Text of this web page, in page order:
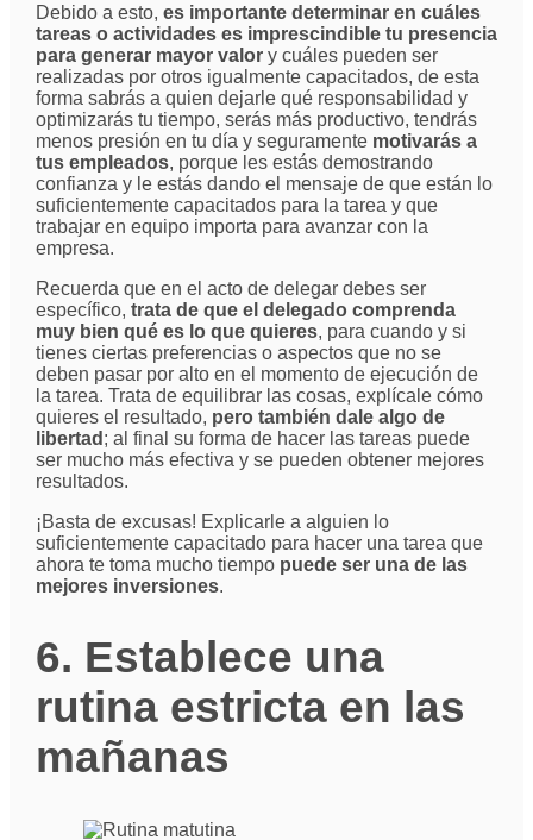
Debido a esto, es importante determinar en cuáles
tareas o actividades es imprescindible tu presencia
para generar mayor valory cuáles pueden ser
realizadas por otros igualmente capacitados, de esta
forma sabrás a quien dejarle qué responsabilidad y
optimizarás tu tiempo, serás más productivo, tendrás
menos presión en tu día y seguramente motivarás a
tus empleados, porque les estás demostrando
confianza y le estás dando el mensaje de que están lo
suficientemente capacitados para la tarea y que
trabajar en equipo importa para avanzar con la
empresa.
Recuerda que en el acto de delegar debes ser
específico, trata de que el delegado comprenda
muy bien qué es lo que quieres, para cuando y si
tienes ciertas preferencias o aspectos que no se
deben pasar por alto en el momento de ejecución de
la tarea. Trata de equilibrar las cosas, explícale cómo
quieres el resultado, pero también dale algo de
libertad ; al final su forma de hacer las tareas puede
ser mucho más efectiva y se pueden obtener mejores
resultados.
¡Basta de excusas! Explicarle a alguien lo
suficientemente capacitado para hacer una tarea que
ahora te toma mucho tiempo puede ser una de las
mejores inversiones.
6. Establece una
rutina estricta en las
mañanas